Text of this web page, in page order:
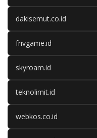
dakisemut.co.id
frivgame.id
skyroam.id
teknolimit.id
webkos.co.id